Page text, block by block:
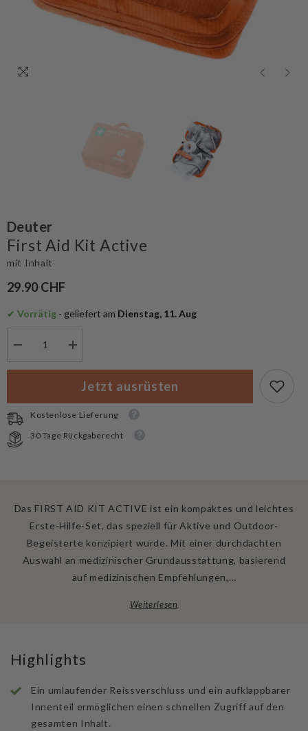
Deuter
First Aid Kit Active
mit Inhalt
29.90 CHF
✔ Vorrätig - geliefert am Dienstag, 11. Aug
für
Aid
Kit
Active
Menge
für
Deuter
First
Aid
Kit
Jetzt ausrüsten
Kostenlose Lieferung
30 Tage Rückgaberecht
Das FIRST AID KIT ACTIVE ist ein kompaktes und leichtes
Erste-Hilfe-Set, das speziell für Aktive und Outdoor-
Begeisterte konzipiert wurde. Mit einer durchdachten
Auswahl an medizinischer Grundausstattung, basierend
auf medizinischen Empfehlungen,…
Weiterlesen
Highlights
Ein umlaufender Reissverschluss und ein aufklappbarer
Innenteil ermöglichen einen schnellen Zugriff auf den
gesamten Inhalt.